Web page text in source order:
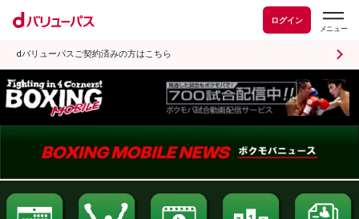
ログイン
dバリューパスご契約済みの方はこちら